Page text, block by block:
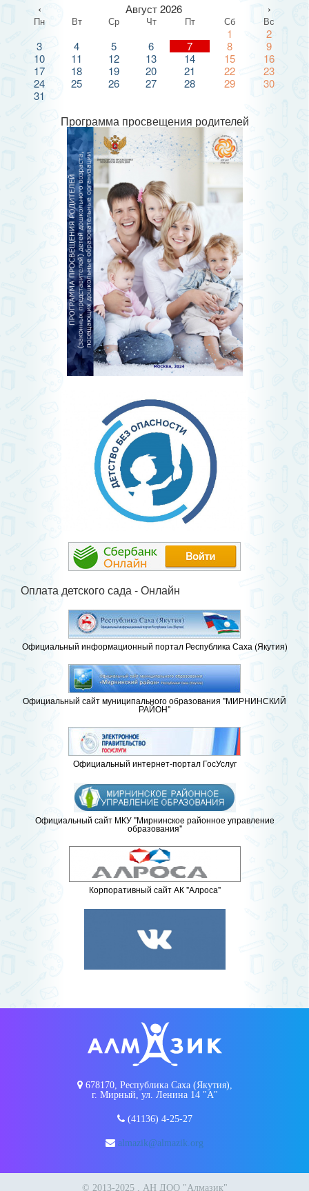
‹ Август 2026 ›
Пн Вт Ср Чт Пт Сб Вс
1
2
3
4 5 6 7 8
9
10
11 12 13 14 15
16
17
18 19 20 21 22
23
24
25 26 27 28 29
30
31
Программа просвещения родителей
Оплата детского сада - Онлайн
Официальный информационный портал Республика Саха (Якутия)
Официальный сайт муниципального образования "МИРНИНСКИЙ
РАЙОН"
Официальный интернет-портал ГосУслуг
Официальный сайт МКУ "Мирнинское районное управление
образования"
Корпоративный сайт АК "Алроса"
678170, Республика Саха (Якутия),
г. Мирный, ул. Ленина 14 "А"
(41136) 4-25-27
almazik@almazik.org
© 2013-2025 , АН ДОО "Алмазик"